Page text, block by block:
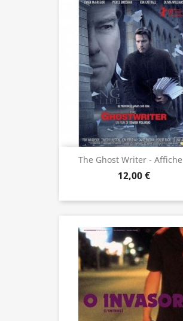
The Ghost Writer -
12,00 €